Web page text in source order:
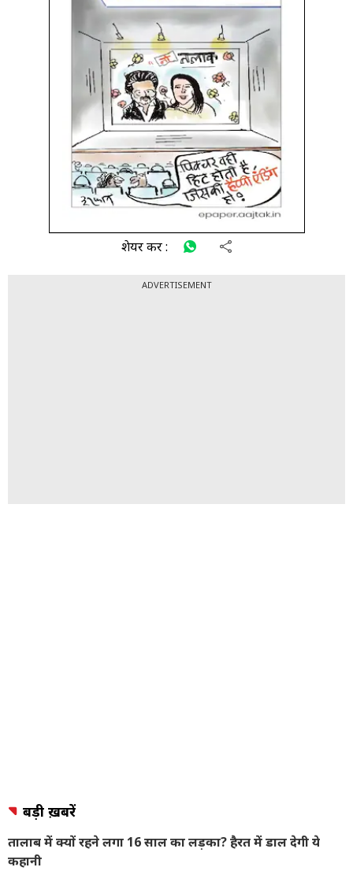
शेयर करें :
ADVERTISEMENT
बड़ी ख़बरें
तालाब में क्यों रहने लगा 16 साल का लड़का? हैरत में डाल देगी ये
कहानी